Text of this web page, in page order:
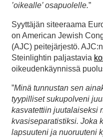
’oikealle’ osapuolelle.”
Syyttäjän siteeraama
on American Jewish
(AJC) peitejärjestö.
Steinlightin paljastavia
oikeudenkäynnissä
”Minä tunnustan sen
tyypilliset sukupolveni
kasvatettiin juutalaiseksi
kvasiseparatistiksi. Joka
lapsuuteni ja nuoruuteni